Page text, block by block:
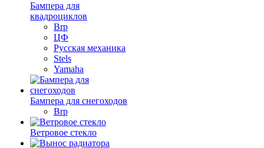
Бампера для
квадроциклов
Brp
ЦФ
Русская механика
Stels
Yamaha
Бампера для снегоходов
Brp
Ветровое стекло